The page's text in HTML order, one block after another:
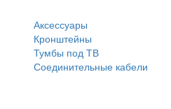
Аксессуары
Кронштейны
Тумбы под ТВ
Соединительные кабели